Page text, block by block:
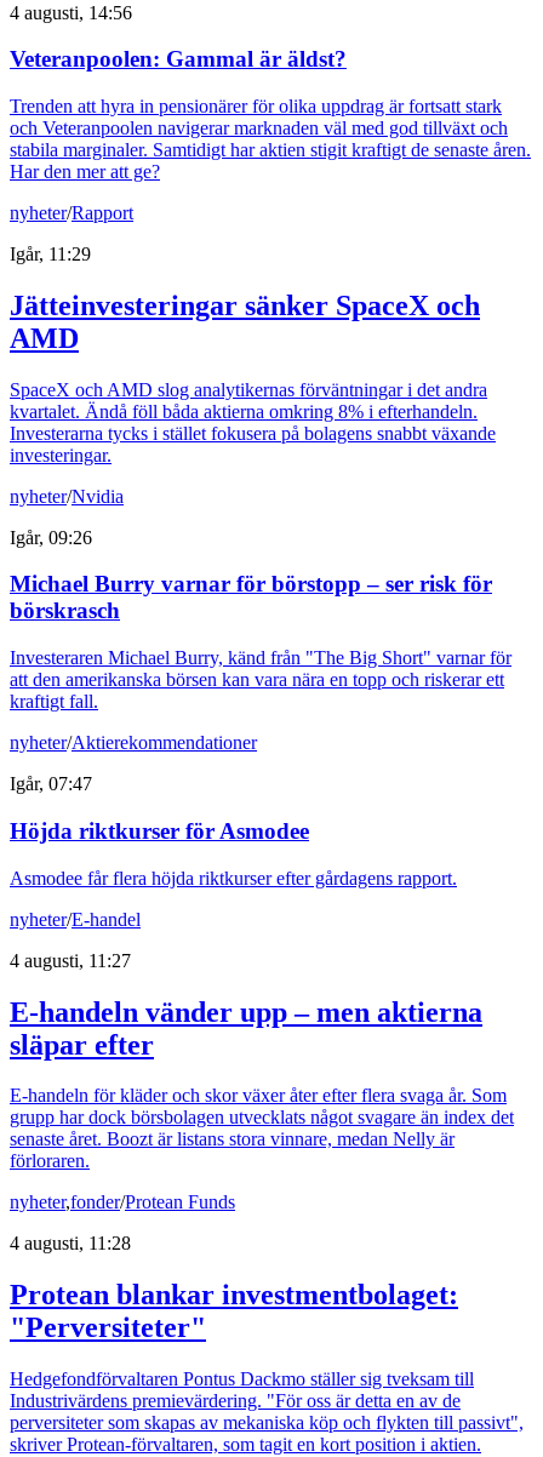
4 augusti, 14:56
Veteranpoolen: Gammal är äldst?
Trenden att hyra in pensionärer för olika uppdrag är fortsatt stark
och Veteranpoolen navigerar marknaden väl med god tillväxt och
stabila marginaler. Samtidigt har aktien stigit kraftigt de senaste åren.
Har den mer att ge?
nyheter/Rapport
Igår, 11:29
Jätteinvesteringar sänker SpaceX och
AMD
SpaceX och AMD slog analytikernas förväntningar i det andra
kvartalet. Ändå föll båda aktierna omkring 8% i efterhandeln.
Investerarna tycks i stället fokusera på bolagens snabbt växande
investeringar.
nyheter/Nvidia
Igår, 09:26
Michael Burry varnar för börstopp – ser risk för
börskrasch
Investeraren Michael Burry, känd från "The Big Short" varnar för
att den amerikanska börsen kan vara nära en topp och riskerar ett
kraftigt fall.
nyheter/Aktierekommendationer
Igår, 07:47
Höjda riktkurser för Asmodee
Asmodee får flera höjda riktkurser efter gårdagens rapport.
nyheter/E-handel
4 augusti, 11:27
E-handeln vänder upp – men aktierna
släpar efter
E-handeln för kläder och skor växer åter efter flera svaga år. Som
grupp har dock börsbolagen utvecklats något svagare än index det
senaste året. Boozt är listans stora vinnare, medan Nelly är
förloraren.
nyheter,fonder/Protean Funds
4 augusti, 11:28
Protean blankar investmentbolaget:
"Perversiteter"
Hedgefondförvaltaren Pontus Dackmo ställer sig tveksam till
Industrivärdens premievärdering. "För oss är detta en av de
perversiteter som skapas av mekaniska köp och flykten till passivt",
skriver Protean-förvaltaren, som tagit en kort position i aktien.